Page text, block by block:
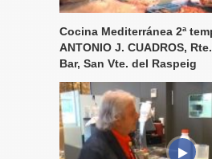
Cocina Mediterránea 2ª
ANTONIO J. CUADROS,
Bar, San Vte. del Raspeig